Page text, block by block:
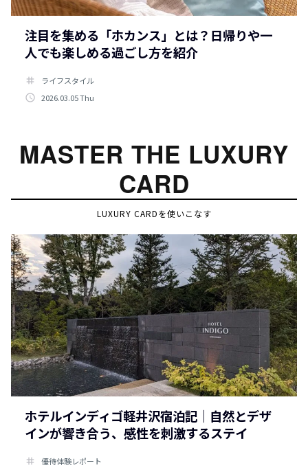
注目を集める「ホカンス」とは？日帰りや一
人でも楽しめる過ごし方を紹介
tag
ライフスタイル
access_time 2026.03.05 Thu
MASTER THE LUXURY
CARD
LUXURY CARDを使いこなす
ホテルインディゴ軽井沢宿泊記｜自然とデザ
インが響き合う、感性を刺激するステイ
tag
優待体験レポート